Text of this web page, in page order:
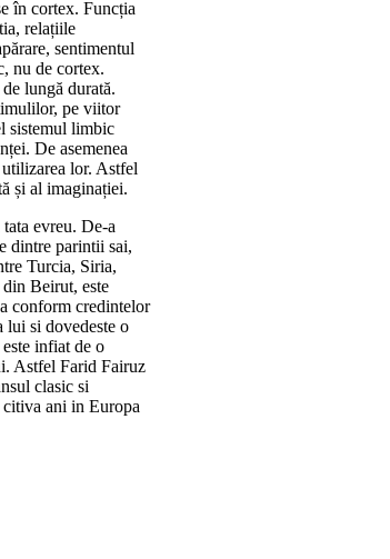
în cortex. Funcția
relațiile
sentimentul
nu de cortex.
lungă durată.
pe viitor
sistemul limbic
De asemenea
lor. Astfel
și al imaginației.
evreu. De-a
dintre parintii sai,
Turcia, Siria,
Beirut, este
conform credintelor
lui si dovedeste o
infiat de o
Astfel Farid Fairuz
clasic si
citiva ani in Europa